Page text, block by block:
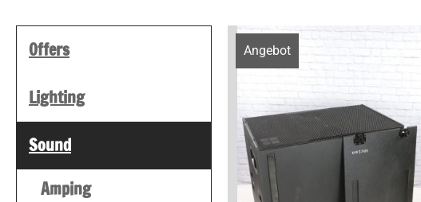
Offers
Lighting
Sound
Amping
Angebot